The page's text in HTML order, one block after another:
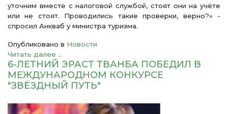
уточним вместе с налоговой службой, стоят они на учёте
или не стоят. Проводились такие проверки, верно?» -
спросил Анкваб у министра туризма.
Опубликовано в Новости
Читать далее ...
6-ЛЕТНИЙ ЭРАСТ ТВАНБА ПОБЕДИЛ В
МЕЖДУНАРОДНОМ КОНКУРСЕ
"ЗВЁЗДНЫЙ ПУТЬ"